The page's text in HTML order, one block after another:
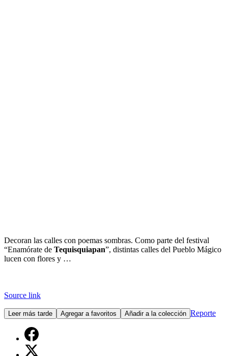
Decoran las calles con poemas sombras. Como parte del festival
“Enamórate de Tequisquiapan”, distintas calles del Pueblo Mágico
lucen con flores y …
Source link
Leer más tarde Agregar a favoritos Añadir a la colección Reporte